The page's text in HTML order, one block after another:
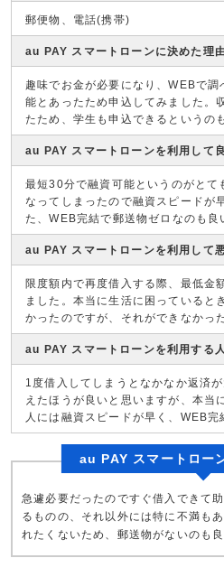
郵便物、電話(携帯)
au PAY スマートローンに決めた理
趣味でお金が必要になり、WEBで
能とあったため申込してみました。
たため、学生も申込できるというの
au PAY スマートローンを利用して
最短30分で融資可能というのがとて
なってしまったので融資スピードが
た、WEB完結で郵送物ゼロなのも良
au PAY スマートローンを利用して
限度額内で再度借入する際、最低金
ました。本当に生活に困っていると
かったのですが、それができなかっ
au PAY スマートローンを利用する
1度借入してしまうとなかなか返済
えたほうが良いと思いますが、本当
人には融資スピードが早く、WEB完
au PAY スマートロー
急遽必要だったのですぐ借入できて
るものの、それ以外には特に不満も
れたくないため、郵送物がないのも良